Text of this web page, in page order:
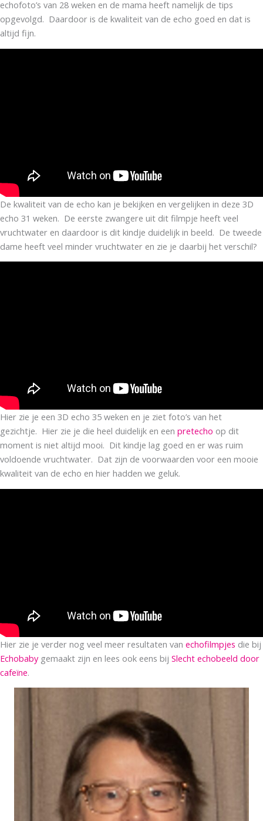
echofoto’s van 28 weken en de mama heeft namelijk de tips
opgevolgd. Daardoor is de kwaliteit van de echo goed en dat is
altijd fijn.
De kwaliteit van de echo kan je bekijken en vergelijken in deze 3D
echo 31 weken. De eerste zwangere uit dit filmpje heeft veel
vruchtwater en daardoor is dit kindje duidelijk in beeld. De tweede
dame heeft veel minder vruchtwater en zie je daarbij het verschil?
Hier zie je een 3D echo 35 weken en je ziet foto’s van het
gezichtje. Hier zie je die heel duidelijk en een pretecho op dit
moment is niet altijd mooi. Dit kindje lag goed en er was ruim
voldoende vruchtwater. Dat zijn de voorwaarden voor een mooie
kwaliteit van de echo en hier hadden we geluk.
Hier zie je verder nog veel meer resultaten van echofilmpjes die bij
Echobabygemaakt zijn en lees ook eens bij Slecht echobeeld door
cafeïne.